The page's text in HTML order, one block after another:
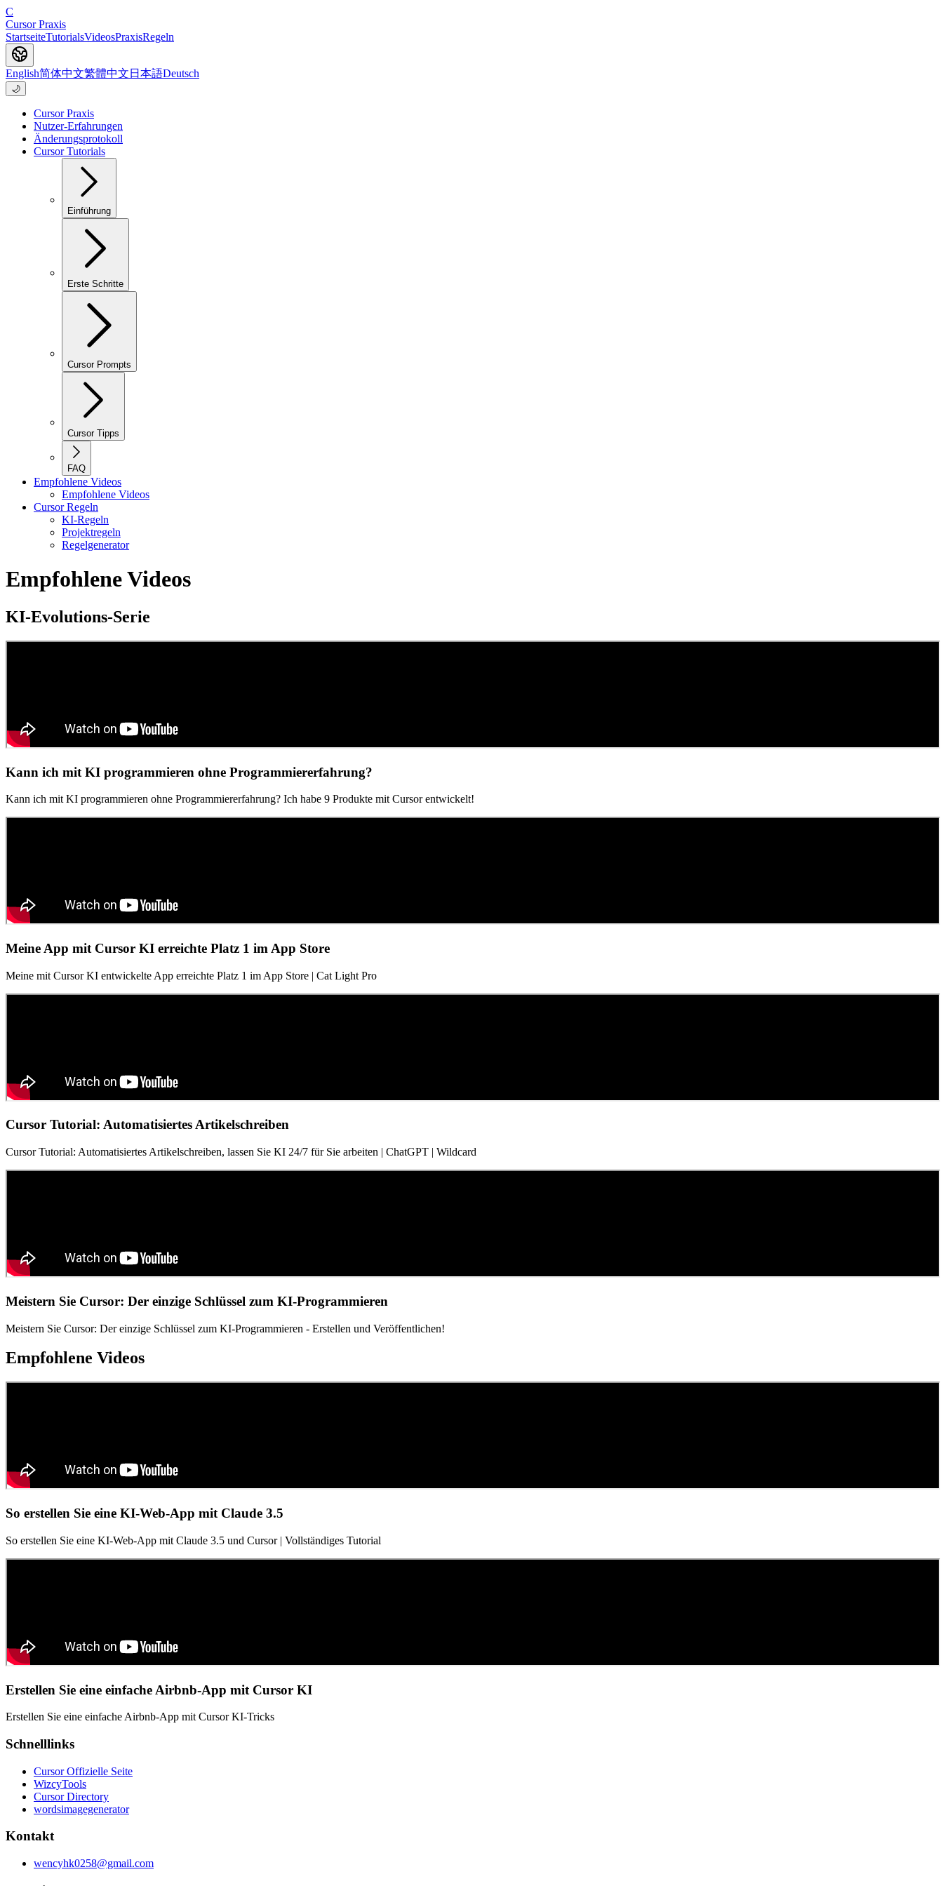
C
Cursor Praxis
StartseiteTutorialsVideosPraxisRegeln
English简体中文繁體中文 日本語Deutsch
🌙
Cursor Praxis
Nutzer-Erfahrungen
Änderungsprotokoll
Cursor Tutorials
Einführung
Erste Schritte
Cursor Prompts
Cursor Tipps
FAQ
Empfohlene Videos
Empfohlene Videos
Cursor Regeln
KI-Regeln
Projektregeln
Regelgenerator
Empfohlene Videos
KI-Evolutions-Serie
Kann ich mit KI programmieren ohne Programmiererfahrung?
Kann ich mit KI programmieren ohne Programmiererfahrung? Ich habe 9 Produkte mit Cursor entwickelt!
Meine App mit Cursor KI erreichte Platz 1 im App Store
Meine mit Cursor KI entwickelte App erreichte Platz 1 im App Store | Cat Light Pro
Cursor Tutorial: Automatisiertes Artikelschreiben
Cursor Tutorial: Automatisiertes Artikelschreiben, lassen Sie KI 24/7 für Sie arbeiten | ChatGPT | Wildcard
Meistern Sie Cursor: Der einzige Schlüssel zum KI-Programmieren
Meistern Sie Cursor: Der einzige Schlüssel zum KI-Programmieren - Erstellen und Veröffentlichen!
Empfohlene Videos
So erstellen Sie eine KI-Web-App mit Claude 3.5
So erstellen Sie eine KI-Web-App mit Claude 3.5 und Cursor | Vollständiges Tutorial
Erstellen Sie eine einfache Airbnb-App mit Cursor KI
Erstellen Sie eine einfache Airbnb-App mit Cursor KI-Tricks
Schnelllinks
Cursor Offizielle Seite
WizcyTools
Cursor Directory
wordsimagegenerator
Kontakt
wencyhk0258@gmail.com